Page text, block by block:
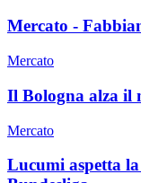
Mercato -
Mercato
Il Bologna alza il
Mercato
Lucumi aspetta